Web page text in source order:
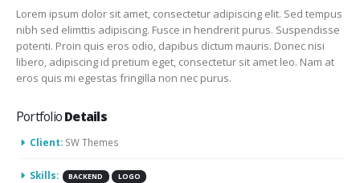
Lorem ipsum dolor sit amet, consectetur adipiscing elit. Sed tempus
nibh sed elimttis adipiscing. Fusce in hendrerit purus. Suspendisse
potenti. Proin quis eros odio, dapibus dictum mauris. Donec nisi
libero, adipiscing id pretium eget, consectetur sit amet leo. Nam at
eros quis mi egestas fringilla non nec purus.
PortfolioDetails
Client: SW Themes
Skills: BACKEND LOGO